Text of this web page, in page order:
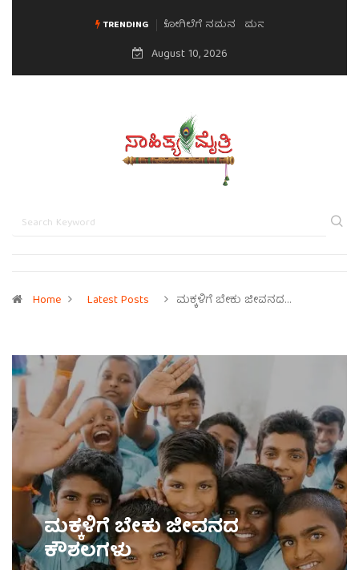
TRENDING ಮನಸಿನ ಸವಿಭಾವ
August 10, 2026
Home Latest Posts ಮಕ್ಕಳಿಗೆ ಬೇಕು ಜೀವನದ…
ಮಕ್ಕಳಿಗೆ ಬೇಕು ಜೀವನದ
ಕೌಶಲಗಳು